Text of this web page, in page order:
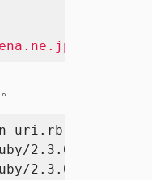
entry/
2.3.0/open-
2.3.0/open-